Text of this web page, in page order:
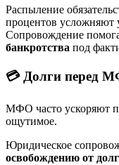
Распыление
процентов усложняют
Сопровождение
банкротства под
💳 Долги перед
МФО часто ускоряют
ощутимое.
Юридическое
освобождению от